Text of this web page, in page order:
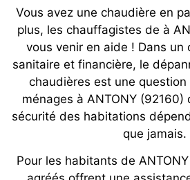
Vous avez une chaudière en
plus, les chauffagistes de à
vous venir en aide ! Dans un
sanitaire et financière, le
chaudières est une question
ménages à ANTONY
sécurité des habitations
que jamais.
Pour les habitants de